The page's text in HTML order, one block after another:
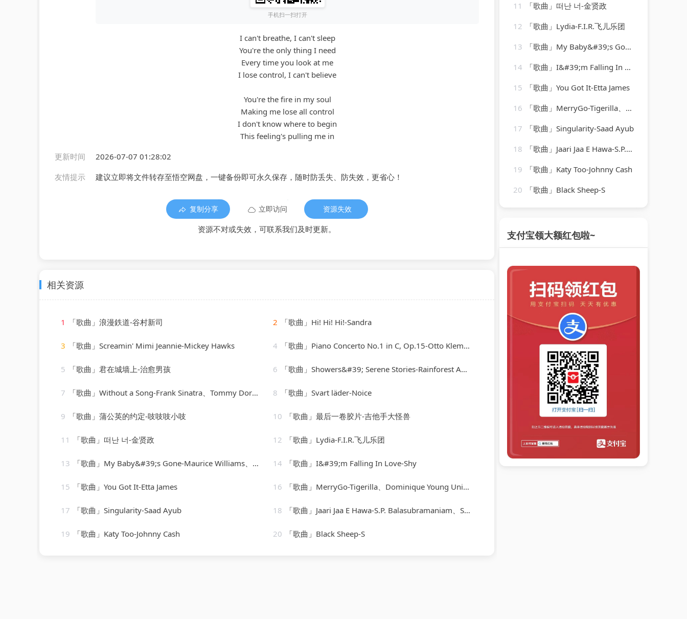
手机扫一扫打开
I can't breathe, I can't sleep
You're the only thing I need
Every time you look at me
I lose control, I can't believe
You're the fire in my soul
Making me lose all control
I don't know where to begin
This feeling's pulling me in
更新时间
2026-07-07 01:28:02
友情提示
建议立即将文件转存至悟空网盘，一键备份即可永久保存，随时防丢失、防失效，更省心！
复制分享 立即访问 资源失效
资源不对或失效，可联系我们及时更新。
相关资源
1 「歌曲」浪漫鉄道-谷村新司 2 「歌曲」Hi! Hi! Hi!-Sandra
3 「歌曲」Screamin' Mimi Jeannie-Mickey Hawks 4 「歌曲」Piano Concerto No.1 in C, Op.15-Otto Klemperer(1)
5 「歌曲」君在城墙上-治愈男孩 6 「歌曲」Showers&#39; Serene Stories-Rainforest Ambience
7 「歌曲」Without a Song-Frank Sinatra、Tommy Dorsey Orchestra、Vincent Youmans 8 「歌曲」Svart läder-Noice
9 「歌曲」蒲公英的约定-吱吱吱小吱 10 「歌曲」最后一卷胶片-吉他手大怪兽
11 「歌曲」떠난 너-金贤政 12 「歌曲」Lydia-F.I.R.飞儿乐团
13 「歌曲」My Baby&#39;s Gone-Maurice Williams、the zodiacs 14 「歌曲」I&#39;m Falling In Love-Shy
15 「歌曲」You Got It-Etta James 16 「歌曲」MerryGo-Tigerilla、Dominique Young Unique
17 「歌曲」Singularity-Saad Ayub 18 「歌曲」Jaari Jaa E Hawa-S.P. Balasubramaniam、Sonu Nigam、Dominic
19 「歌曲」Katy Too-Johnny Cash 20 「歌曲」Black Sheep-S
11
「歌曲」떠난 너-金贤政
12
「歌曲」Lydia-F.I.R.飞儿乐团
13
「歌曲」My Baby&#39;s Gone-Maurice Williams、the zodiacs
14
「歌曲」I&#39;m Falling In Love-Shy
15
「歌曲」You Got It-Etta James
16
「歌曲」MerryGo-Tigerilla、Dominique Young Unique
17
「歌曲」Singularity-Saad Ayub
18
「歌曲」Jaari Jaa E Hawa-S.P. Balasubramaniam、Sonu Nigam、Dominic
19
「歌曲」Katy Too-Johnny Cash
20
「歌曲」Black Sheep-S
支付宝领大额红包啦~